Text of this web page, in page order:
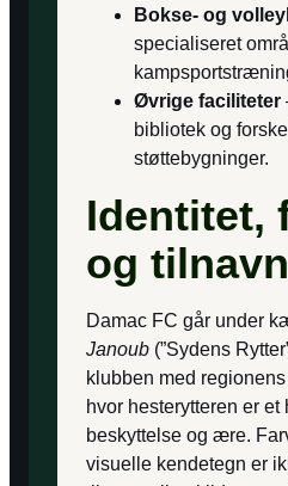
Bokse- og
specialiseret
Øvrige faciliteter
bibliotek og
støttebygninger.
Identitet,
og
Damac FC går under
Janoub (”Sydens
klubben med
hvor hesterytteren er
beskyttelse og ære.
visuelle kendetegn er